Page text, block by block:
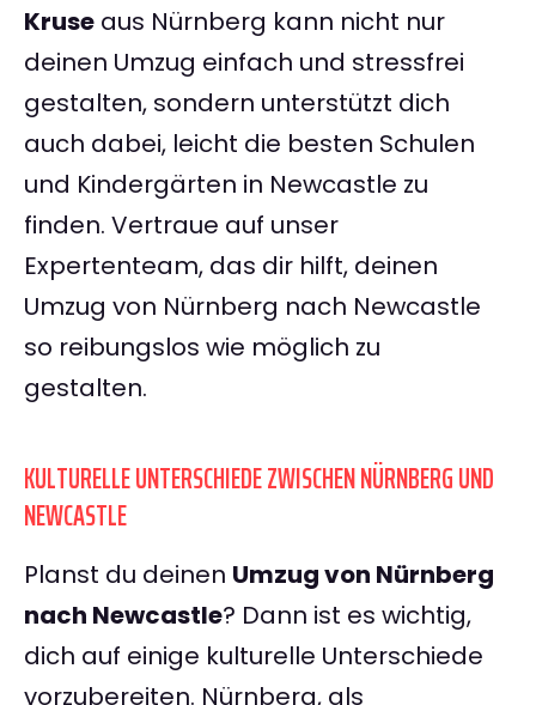
Kruse aus Nürnberg kann nicht nur
deinen Umzug einfach und stressfrei
gestalten, sondern unterstützt dich
auch dabei, leicht die besten Schulen
und Kindergärten in Newcastle zu
finden. Vertraue auf unser
Expertenteam, das dir hilft, deinen
Umzug von Nürnberg nach Newcastle
so reibungslos wie möglich zu
gestalten.
KULTURELLE UNTERSCHIEDE ZWISCHEN NÜRNBERG UND
NEWCASTLE
Planst du deinen Umzug von Nürnberg
nach Newcastle? Dann ist es wichtig,
dich auf einige kulturelle Unterschiede
vorzubereiten. Nürnberg, als